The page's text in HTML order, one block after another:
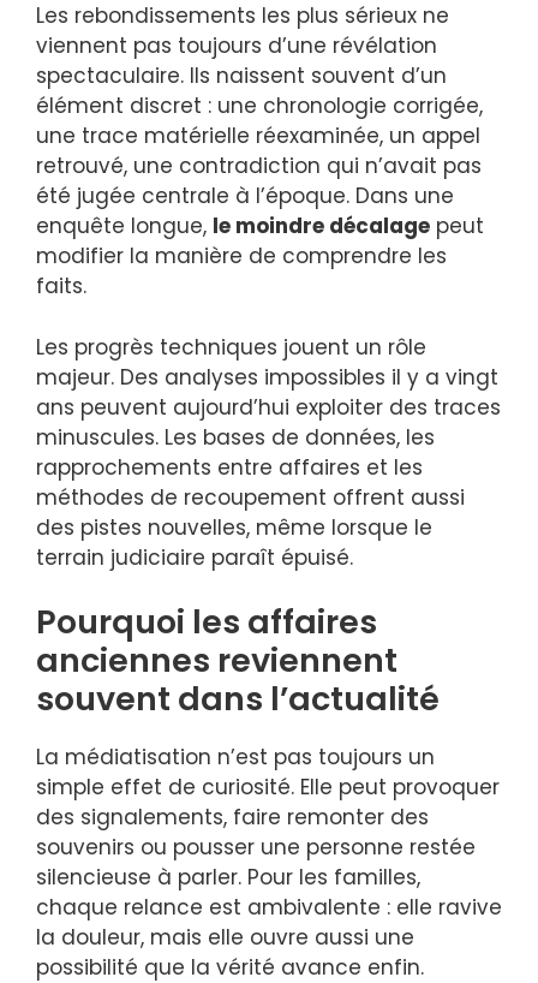
Les rebondissements les plus sérieux ne
viennent pas toujours d’une révélation
spectaculaire. Ils naissent souvent d’un
élément discret : une chronologie corrigée,
une trace matérielle réexaminée, un appel
retrouvé, une contradiction qui n’avait pas
été jugée centrale à l’époque. Dans une
enquête longue, le moindre décalage peut
modifier la manière de comprendre les
faits.
Les progrès techniques jouent un rôle
majeur. Des analyses impossibles il y a vingt
ans peuvent aujourd’hui exploiter des traces
minuscules. Les bases de données, les
rapprochements entre affaires et les
méthodes de recoupement offrent aussi
des pistes nouvelles, même lorsque le
terrain judiciaire paraît épuisé.
Pourquoi les affaires
anciennes reviennent
souvent dans l’actualité
La médiatisation n’est pas toujours un
simple effet de curiosité. Elle peut provoquer
des signalements, faire remonter des
souvenirs ou pousser une personne restée
silencieuse à parler. Pour les familles,
chaque relance est ambivalente : elle ravive
la douleur, mais elle ouvre aussi une
possibilité que la vérité avance enfin.